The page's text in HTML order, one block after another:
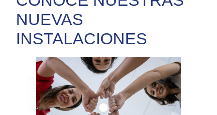
NUEVAS
INSTALACIONES